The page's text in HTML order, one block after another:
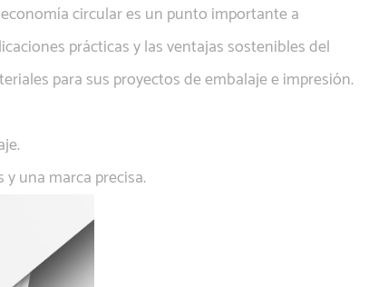
circular es un punto importante a
prácticas y las ventajas sostenibles del
para sus proyectos de embalaje e impresión.
una marca precisa.